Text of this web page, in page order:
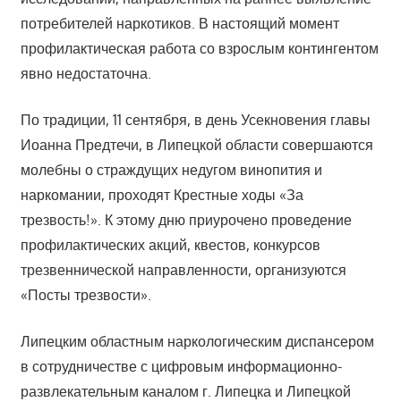
потребителей наркотиков. В настоящий момент
профилактическая работа со взрослым контингентом
явно недостаточна.
По традиции, 11 сентября, в день Усекновения главы
Иоанна Предтечи, в Липецкой области совершаются
молебны о страждущих недугом винопития и
наркомании, проходят Крестные ходы «За
трезвость!». К этому дню приурочено проведение
профилактических акций, квестов, конкурсов
трезвеннической направленности, организуются
«Посты трезвости».
Липецким областным наркологическим диспансером
в сотрудничестве с цифровым информационно-
развлекательным каналом г. Липецка и Липецкой